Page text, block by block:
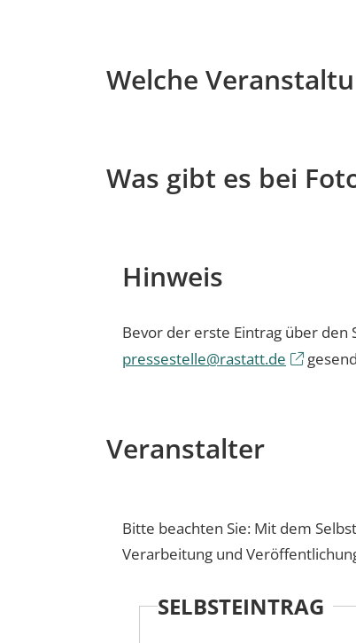
Welche
Was gibt es bei
Hinweis
Bevor der erste Eintrag über
pressestelle@rastatt.de
Veranstalter
Bitte beachten Sie: Mit dem
Verarbeitung und
SELBSTEINTRAG